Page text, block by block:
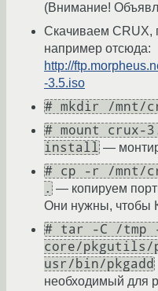
(Внимание!
Скачиваем CRUX,
например отсюда:
http://
-3.5.iso
# mkdir /mnt/
# mount crux-
install —
# cp -r /mnt/
. — копируем
Они нужны, чтобы
# tar -C /tmp
core/
usr/bin/pkgadd
необходимый для